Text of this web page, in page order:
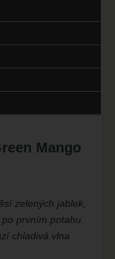
Mango
zelených jablek,
prvním potahu.
chladivá vlna